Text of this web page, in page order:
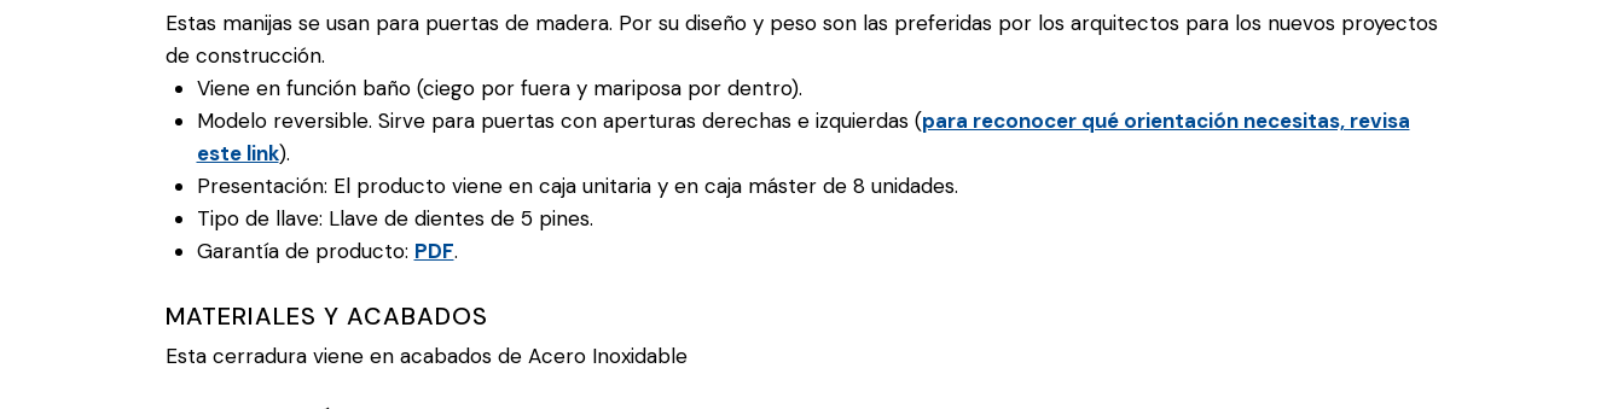
Estas manijas se usan para puertas de madera. Por su diseño y peso son las preferidas por los arquitectos para los nuevos proyectos
de construcción.
Viene en función baño (ciego por fuera y mariposa por dentro).
Modelo reversible. Sirve para puertas con aperturas derechas e izquierdas (para reconocer qué orientación necesitas, revisa
este link).
Presentación: El producto viene en caja unitaria y en caja máster de 8 unidades.
Tipo de llave: Llave de dientes de 5 pines.
Garantía de producto: PDF.
MATERIALES Y ACABADOS
Esta cerradura viene en acabados de Acero Inoxidable